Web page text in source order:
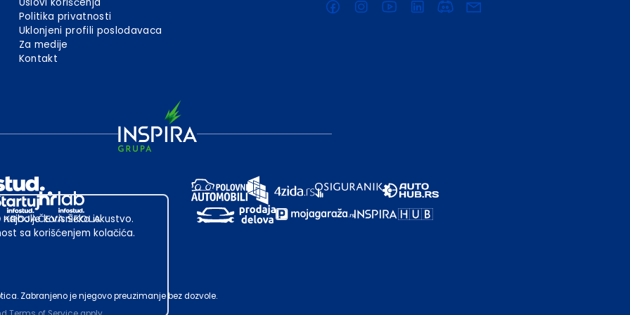
Uslovi korišćenja
Politika privatnosti
Uklonjeni profili poslodavaca
Za medije
Kontakt
Zabranjeno je njegovo preuzimanje bez dozvole.
korisničko iskustvo.
sa korišćenjem kolačića.